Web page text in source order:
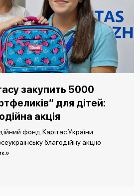
закупить 5000
для дітей:
акція
фонд Карітас України
благодійну акцію